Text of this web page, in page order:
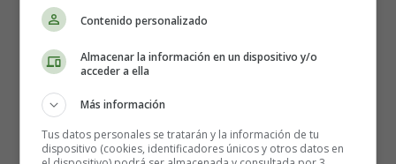
Ahora bien,¿Qué sería de Halloween sin una buena
que te propongo es una opción saludable y divertida para
sorprender a tus invitados. Además, es muy fácil de
preparar.
Contenido personalizado
Almacenar la información en un dispositivo y/o
acceder a ella
Más información
Tus datos personales se tratarán y la información de tu
dispositivo (cookies, identificadores únicos y otros datos en